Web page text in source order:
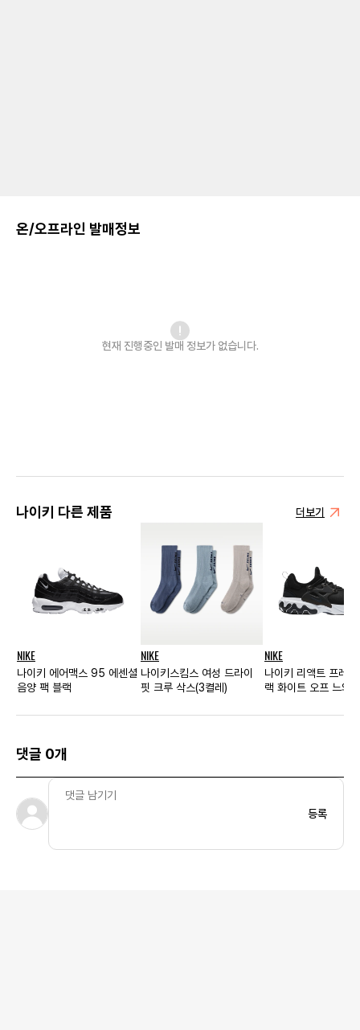
온/오프라인 발매정보
현재 진행중인 발매 정보가 없습니다.
나이키 다른 제품 더보기
NIKE
나이키 에어맥스 95 에센셜
음양 팩 블랙
NIKE
나이키스킴스 여성 드라이
핏 크루 삭스(3켤레)
NIKE
나이키 리액트 프레
랙 화이트 오프 느와르
댓글 0개
등록